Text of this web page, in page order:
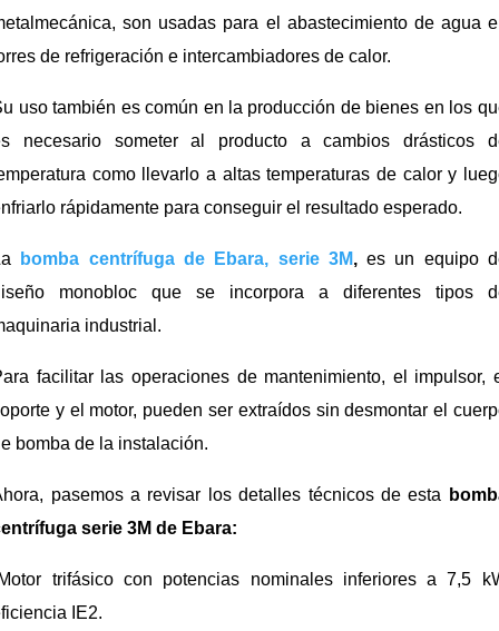
son usadas para el abastecimiento de agua
de refrigeración e intercambiadores de calor.
uso también es común en la producción de bienes en los
necesario someter al producto a cambios drásticos
como llevarlo a altas temperaturas de calor y
rápidamente para conseguir el resultado esperado.
bomba centrífuga de Ebara, serie 3M,es un equipo
monobloc que se incorpora a diferentes tipos
industrial.
facilitar las operaciones de mantenimiento, el impulsor,
y el motor, pueden ser extraídos sin desmontar el
bomba de la instalación.
pasemos a revisar los detalles técnicos de esta
serie 3M de Ebara:
trifásico con potencias nominales inferiores a 7,5
IE2.